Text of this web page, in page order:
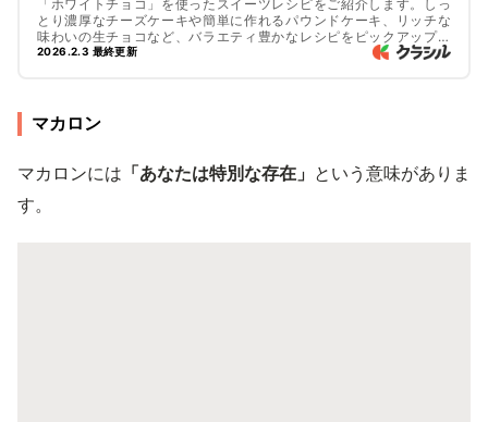
「ホワイトチョコ」を使ったスイーツレシピをご紹介します。しっ
とり濃厚なチーズケーキや簡単に作れるパウンドケーキ、リッチな
味わいの生チョコなど、バラエティ豊かなレシピをピックアップ！
今回は、冷やして固めるレシピとオーブンで焼くレシピに分けてご
2026.2.3 最終更新
マカロン
マカロンには 「あなたは特別な存在」 という意味がありま
す。